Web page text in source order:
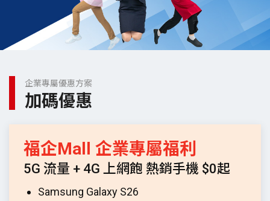
企業專屬優惠方案
加碼優惠
福企Mall 企業專屬福利
5G 流量 + 4G 上網飽 熱銷手機 $0起
Samsung Galaxy S26